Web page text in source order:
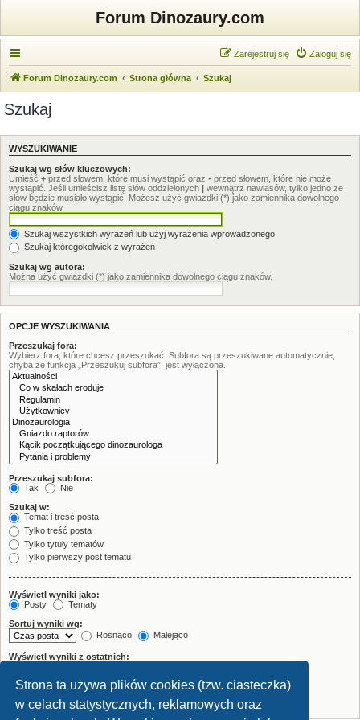
Strona ta używa plików cookies (tzw. ciasteczka)
w celach statystycznych, reklamowych oraz
Forum Dinozaury.com
Zaloguj się
Zarejestruj się
Forum Dinozaury.com Strona główna Szukaj
Szukaj
WYSZUKIWANIE
Szukaj wg słów kluczowych:
Umieść + przed słowem, które musi wystąpić oraz - przed słowem, które nie może
wystąpić. Jeśli umieścisz listę słów oddzielonych | wewnątrz nawiasów, tylko jedno ze
słów będzie musiało wystąpić. Możesz użyć gwiazdki (*) jako zamiennika dowolnego
ciągu znaków.
Szukaj wszystkich wyrażeń lub użyj wyrażenia wprowadzonego
Szukaj któregokolwiek z wyrażeń
Szukaj wg autora:
Można użyć gwiazdki (*) jako zamiennika dowolnego ciągu znaków.
OPCJE WYSZUKIWANIA
Przeszukaj fora:
Wybierz fora, które chcesz przeszukać. Subfora są przeszukiwane automatycznie,
chyba że funkcja „Przeszukuj subfora”, jest wyłączona.
Przeszukaj subfora:
Tak
Nie
Szukaj w:
Temat i treść posta
Tylko treść posta
Tylko tytuły tematów
Tylko pierwszy post tematu
Wyświetl wyniki jako:
Posty
Tematy
Sortuj wyniki wg:
Rosnąco
Malejąco
Wyświetl wyniki z ostatnich:
Wyświetl pierwsze:
znaków w poście